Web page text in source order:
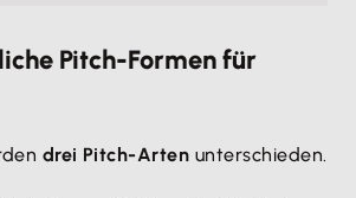
Pitch-Formen für
drei Pitch-Arten unterschieden.